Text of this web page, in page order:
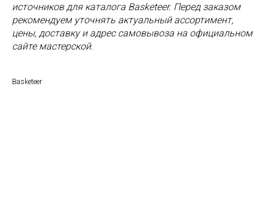
источников для каталога Basketeer. Перед заказом
рекомендуем уточнять актуальный ассортимент,
цены, доставку и адрес самовывоза на официальном
сайте мастерской.
Basketeer